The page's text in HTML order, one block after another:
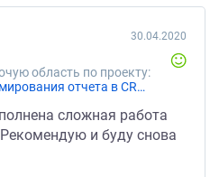
область по проекту:
«Исправить ошибку формирования отчета в CRM Битрикс 24 (коробочная версия)»
30.04.2020
сложная работа
и буду снова